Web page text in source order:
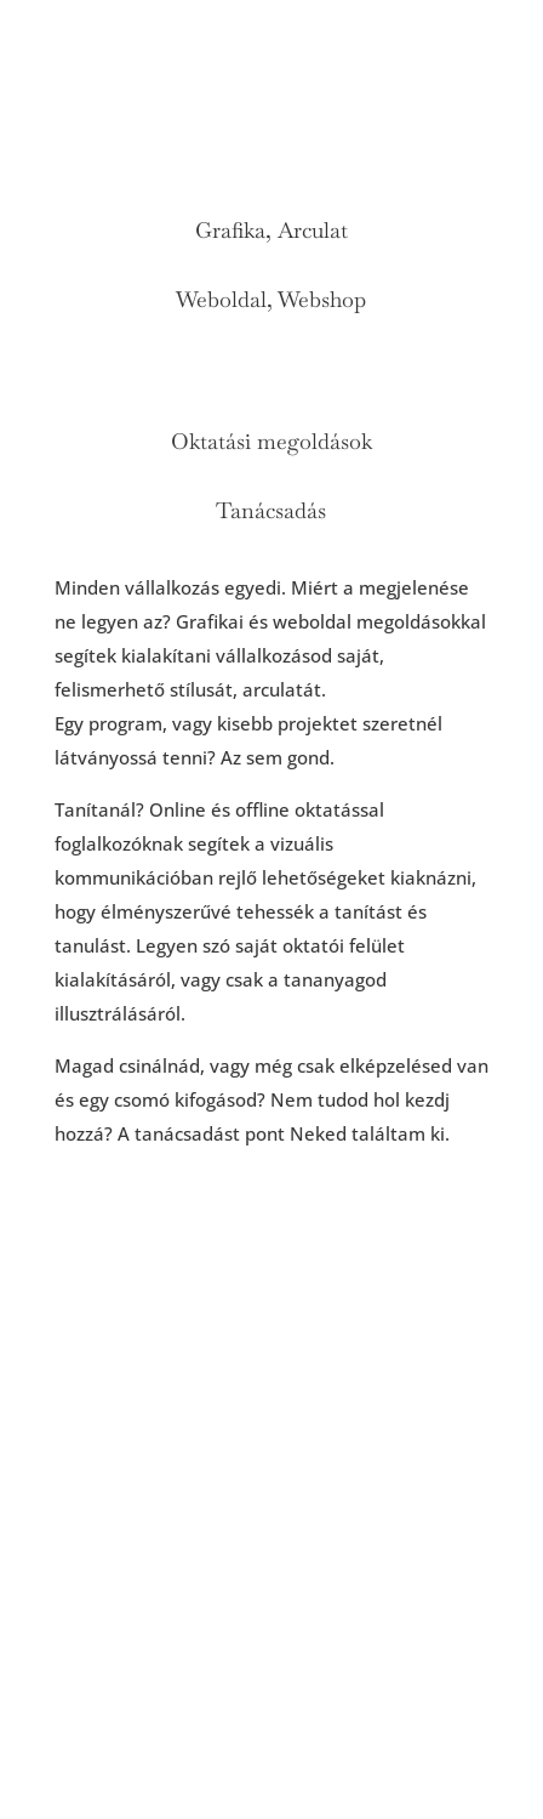
Grafika, Arculat
Weboldal, Webshop
Oktatási megoldások
Tanácsadás
Minden vállalkozás egyedi. Miért a megjelenése
ne legyen az? Grafikai és weboldal megoldásokkal
segítek kialakítani vállalkozásod saját,
felismerhető stílusát, arculatát.
Egy program, vagy kisebb projektet szeretnél
látványossá tenni? Az sem gond.
Tanítanál? Online és offline oktatással
foglalkozóknak segítek a vizuális
kommunikációban rejlő lehetőségeket kiaknázni,
hogy élményszerűvé tehessék a tanítást és
tanulást. Legyen szó saját oktatói felület
kialakításáról, vagy csak a tananyagod
illusztrálásáról.
Magad csinálnád, vagy még csak elképzelésed van
és egy csomó kifogásod? Nem tudod hol kezdj
hozzá? A tanácsadást pont Neked találtam ki.